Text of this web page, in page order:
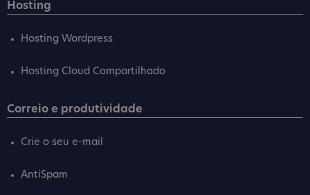
Hosting
Hosting Wordpress
Hosting Cloud Compartilhado
Correio e produtividade
Crie o seu e-mail
AntiSpam